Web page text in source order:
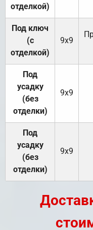
отделкой)
Под ключ
(с
отделкой)
9х9
Под
усадку
(без
отделки)
9х9
Под
усадку
(без
отделки)
9х9